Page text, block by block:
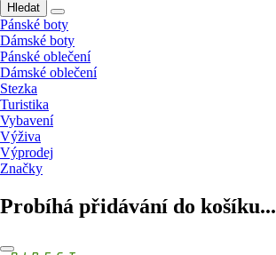
Hledat
Pánské boty
Dámské boty
Pánské oblečení
Dámské oblečení
Stezka
Turistika
Vybavení
Výživa
Výprodej
Značky
Probíhá přidávání do košíku...